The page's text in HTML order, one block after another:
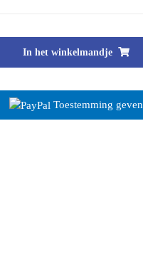
In het winkelmandje
Toestemming geven